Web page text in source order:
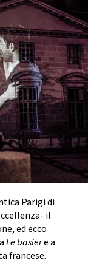
Parigi di
il
ed ecco
Le basiere a
francese.